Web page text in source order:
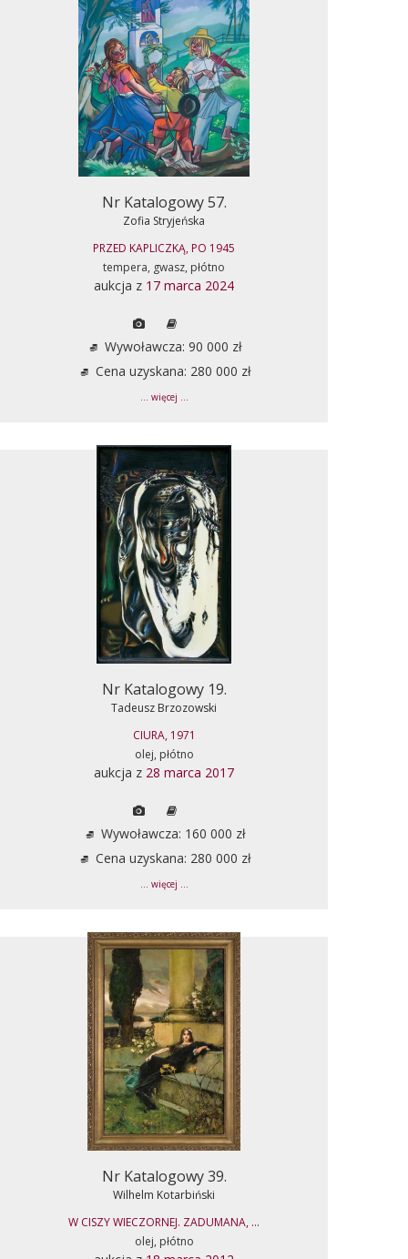
Nr Katalogowy 57.
Zofia Stryjeńska
PRZED KAPLICZKĄ, PO 1945
tempera, gwasz, płótno
aukcja z 17 marca 2024
Wywoławcza: 90 000 zł
Cena uzyskana: 280 000 zł
... więcej ...
Nr Katalogowy 19.
Tadeusz Brzozowski
CIURA, 1971
olej, płótno
aukcja z 28 marca 2017
Wywoławcza: 160 000 zł
Cena uzyskana: 280 000 zł
... więcej ...
Nr Katalogowy 39.
Wilhelm Kotarbiński
W CISZY WIECZORNEJ. ZADUMANA, ...
olej, płótno